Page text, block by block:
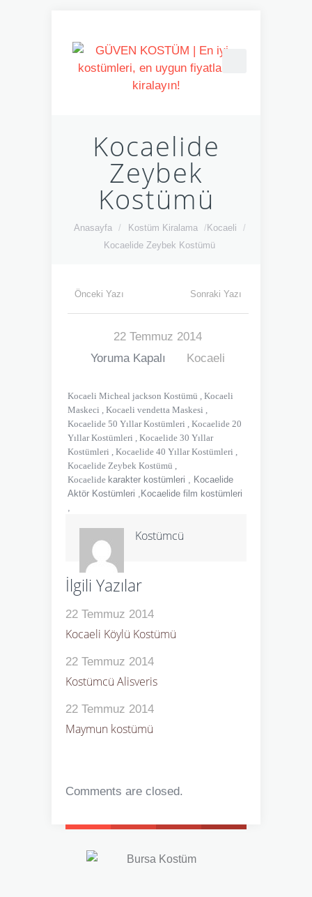
Kocaelide
Zeybek
Kostümü
Anasayfa / Kostüm Kiralama / Kocaeli
/
Kocaelide Zeybek Kostümü
Önceki Yazı Sonraki Yazı
22 Temmuz 2014
Yoruma Kapalı
Kocaeli
Kocaeli Micheal jackson Kostümü , Kocaeli
Maskeci , Kocaeli vendetta Maskesi ,
Kocaelide 50 Yıllar Kostümleri , Kocaelide 20
Yıllar Kostümleri , Kocaelide 30 Yıllar
Kostümleri , Kocaelide 40 Yıllar Kostümleri ,
Kocaelide Zeybek Kostümü ,
Kocaelide karakter kostümleri , Kocaelide
Aktör Kostümleri ,Kocaelide film kostümleri
,
Kostümcü
İlgili Yazılar
22 Temmuz 2014
Kocaeli Köylü Kostümü
22 Temmuz 2014
Kostümcü Alisveris
22 Temmuz 2014
Maymun kostümü
Comments are closed.